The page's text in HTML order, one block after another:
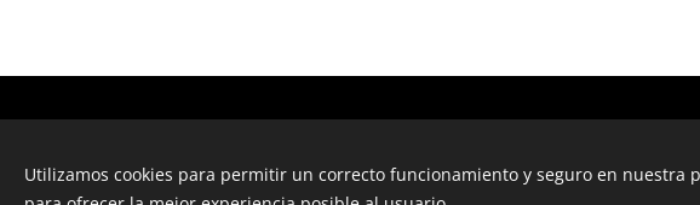
C.E.T.
Utilizamos cookies para permitir un correcto funcionamiento y seguro en nuestra